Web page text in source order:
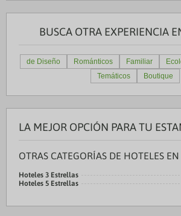
BUSCA OTRA EXPERIENCIA
de Diseño Románticos Familiar
Temáticos
Boutique
LA MEJOR OPCIÓN PARA TU
OTRAS CATEGORÍAS DE HOTELES
Hoteles 3 Estrellas
Hoteles 5 Estrellas